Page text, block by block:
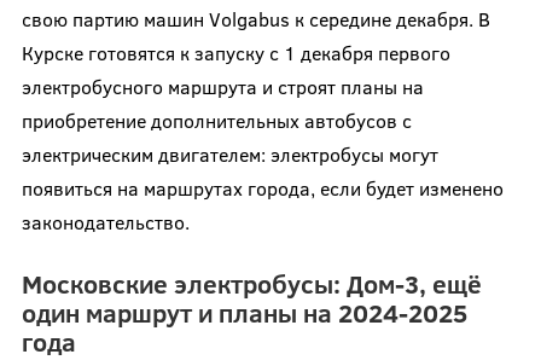
свою партию машин Volgabus к середине декабря. В
Курске готовятся к запуску с 1 декабря первого
электробусного маршрута и строят планы на
приобретение дополнительных автобусов с
электрическим двигателем: электробусы могут
появиться на маршрутах города, если будет изменено
законодательство.
Московские электробусы: Дом-3, ещё
один маршрут и планы на 2024-2025
года